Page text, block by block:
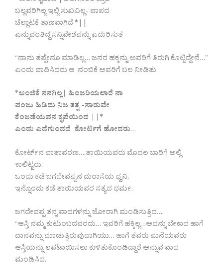
ಬಲ್ಲವರಿಗಿಲ್ಲ ಇಲ್ಲಿ ಸುಖವಿಲ್ಲ- ಪಾಪದ
ಚೆಲ್ಲಾಟಕೆ ತಾಣವಾಗಿದೆ *||
ಎನ್ನುವಂತಿದ್ದ ಸನ್ನಿವೇಶವನ್ನು ಎದುರಿಸುತ
“ನಾನು ತಪ್ಪೇನೂ ಮಾಡಿಲ್ಲ… ಜನರ ಹಕ್ಕನ್ನು ಅವರಿಗೆ ತಿರುಗಿ ಕೊಟ್ಟಿದ್ದೇನೆ…”
ಎಂದು ವಾದಿಸಿದರು ಆ ನಂಬಿಕೆ ಅವರಿಗೆ ಬಲ ನೀಡಿತು
*ಅಂಜಿಕೆ ನನಗಿಲ್ಲ| ಹಿಂಜರಿಯಲಾರೆ ನಾ
ಪಂಜು ಹಿಡಿದು ನಿಜ ತತ್ವ -ಸಾರುವೇ
ಕೆಂಜಡೆಯವನ ಕೃಪೆಯಿಂದ ||*
ಎಂದು ಎದೆಗುಂದದೆ ಕೋರ್ಟಿಗೆ ಹೋದರು…
ಕೋರ್ಟ್‌ನ ವಾತಾವರಣ….ತಾಯಿಯವರು ಮೊದಲ ಬಾರಿಗೆ ಅಲ್ಲಿ
ಕಾಲಿಟ್ಟರು.
ಒಂದು ಕಡೆ ಜಗದೇವಪ್ಪನ ದುರಾಸೆಯ ಧ್ವನಿ,
ಇನ್ನೊಂದು ಕಡೆ ತಾಯಿಯವರ ಸತ್ಯದ ಧರ್ಮ.
ಜಗದೇವಪ್ಪ ತನ್ನ ವಾದಗಳನ್ನು ಜೋರಾಗಿ ಮಂಡಿಸುತ್ತಿದ….
“ಆಸ್ತಿ ನಮ್ಮ ಕುಟುಂಬದವರದು… ಇವರಿಗೆ ಹಕ್ಕಿಲ್ಲ…ಅದನ್ನು ಬೇಕಾದ ಹಾಗೆ
ದಾನವನ್ನು ಮಾಡುತ್ತಿರುವುದಾಗಿಯು… ಹಾಗೆ ತವರು ಮನೆಯವರು
ಆಸ್ತಿಯನ್ನು ಲಪಟಾಯಿಸಲು ಕುಳಿತುಕೊಂಡಿದ್ದಾರೆ ಅನ್ನುವ ವಾದ
ಮಂಡಿಸಿದ.